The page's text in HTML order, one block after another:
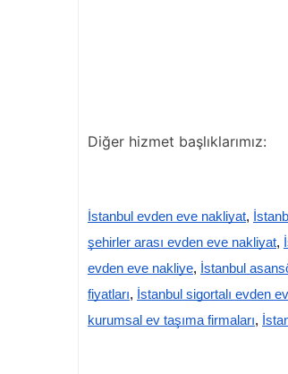
Diğer hizmet başlıklarımız:
İstanbul evden eve nakliyat,
şehirler arası evden eve nakliyat,
evden eve nakliye, İstanbul
fiyatları, İstanbul sigortalı evden
kurumsal ev taşıma firmaları,